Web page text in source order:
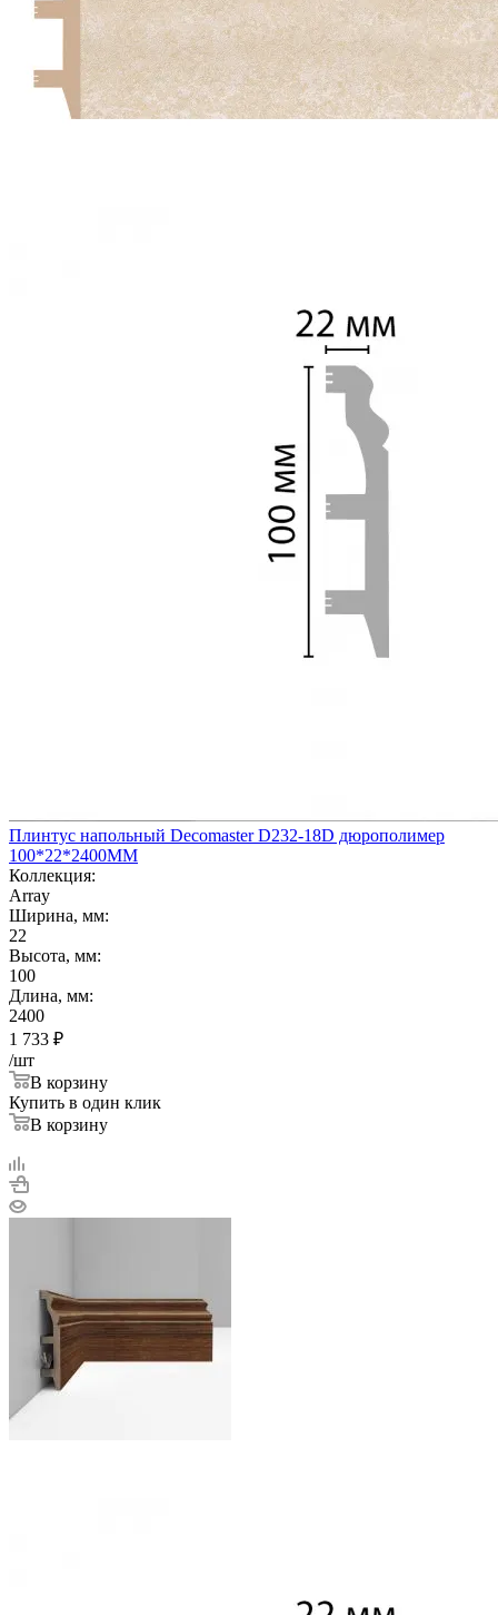
Плинтус напольный Decomaster D232-18D дюрополимер
100*22*2400ММ
Коллекция:
Array
Ширина, мм:
22
Высота, мм:
100
Длина, мм:
2400
1 733 ₽
/шт
В корзину
Купить в один клик
В корзину